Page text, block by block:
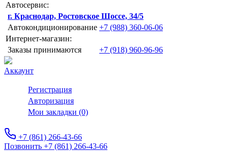
Автосервис:
г. Краснодар, Ростовское Шоссе, 34/5
Автокондиционирование +7 (988) 360-06-06
Интернет-магазин:
Заказы принимаются
+7 (918) 960-96-96
Аккаунт
Регистрация
Авторизация
Мои закладки (0)
+7 (861) 266-43-66
Позвонить +7 (861) 266-43-66